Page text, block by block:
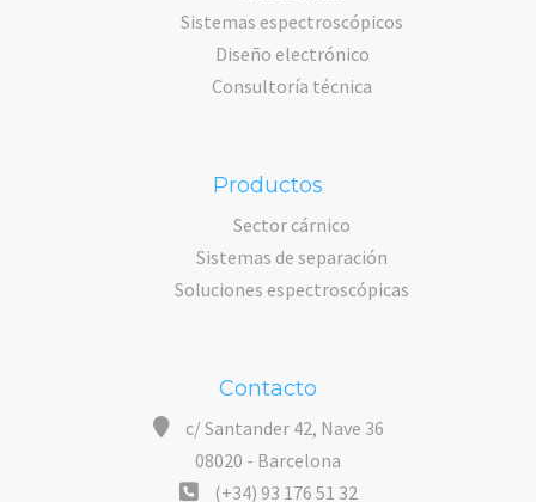
Sistemas espectroscópicos
Diseño electrónico
Consultoría técnica
Productos
Sector cárnico
Sistemas de separación
Soluciones espectroscópicas
Contacto
c/ Santander 42, Nave 36
08020 - Barcelona
(+34) 93 176 51 32